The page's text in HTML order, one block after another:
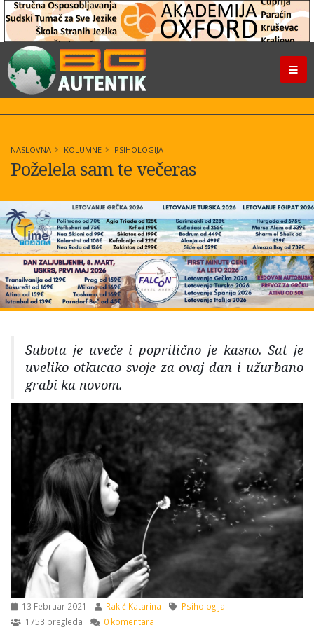
NASLOVNA KOLUMNE PSIHOLOGIJA
Poželela sam te večeras
Subota je uveče i poprilično je kasno. Sat je
uveliko otkucao svoje za ovaj dan i užurbano
grabi ka novom.
13 Februar 2021 Rakić Katarina
Psihologija
1753 pregleda
0 komentara